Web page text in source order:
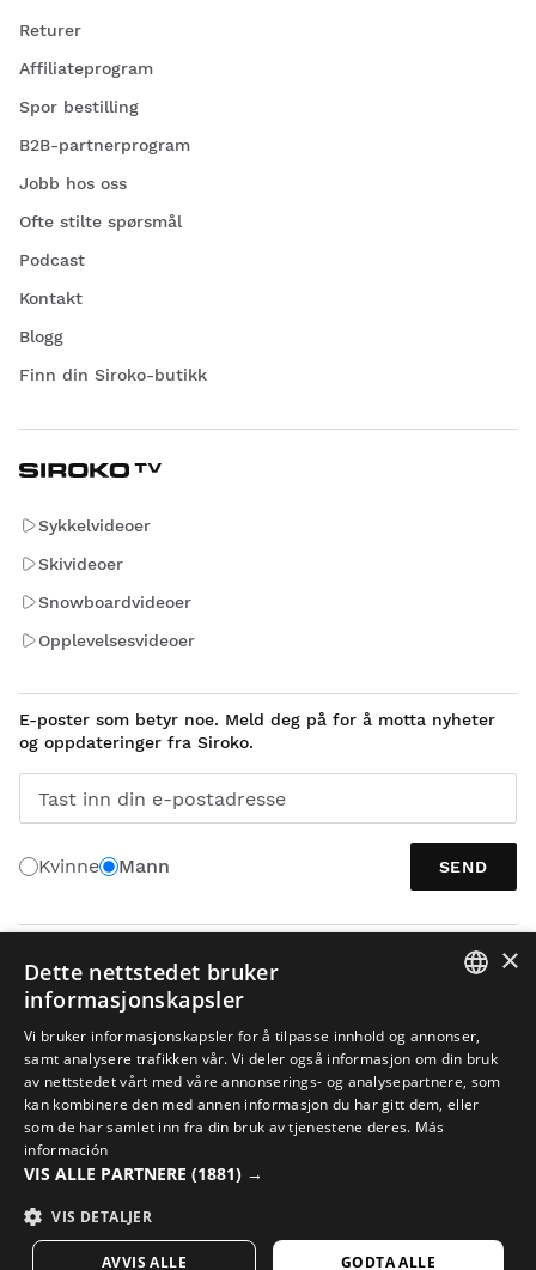
Returer
Affiliateprogram
Spor bestilling
B2B-partnerprogram
Jobb hos oss
Ofte stilte spørsmål
Podcast
Kontakt
Blogg
Finn din Siroko-butikk
Sykkelvideoer
Skivideoer
Snowboardvideoer
Opplevelsesvideoer
E-poster som betyr noe. Meld deg på for å motta nyheter
og oppdateringer fra Siroko.
Tast inn din e-postadresse
Kvinne Mann SEND
NORSK
Juridisk meddelelse Cookies Vilkår og Betingelser KI i bilder
Nettstedskart
ENGLISH
GREEK
×
Dette nettstedet bruker
informasjonskapsler
Vi bruker informasjonskapsler for å tilpasse innhold og annonser,
samt analysere trafikken vår. Vi deler også informasjon om din bruk
av nettstedet vårt med våre annonserings- og analysepartnere, som
kan kombinere den med annen informasjon du har gitt dem, eller
som de har samlet inn fra din bruk av tjenestene deres. Más
información
VIS ALLE PARTNERE (1881) →
VIS DETALJER
GODTA ALLE
AVVIS ALLE